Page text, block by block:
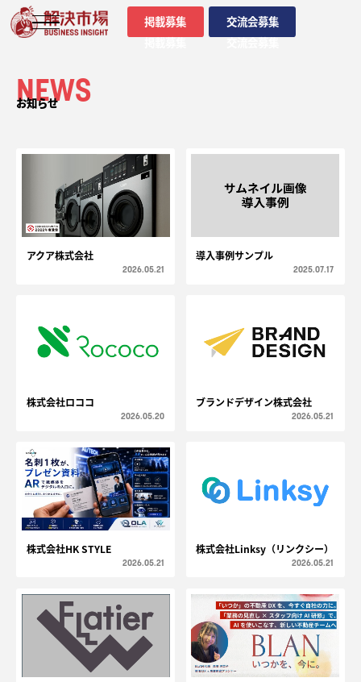
掲載募集
掲載募集
交流会募集
交流会募集
NEWS
お知らせ
アクア株式会社
2026.05.21
導入事例サンプル
2025.07.17
株式会社ロココ
2026.05.20
ブランドデザイン株式会社
2026.05.21
株式会社HK STYLE
2026.05.21
株式会社Linksy（リンクシー）
2026.05.21